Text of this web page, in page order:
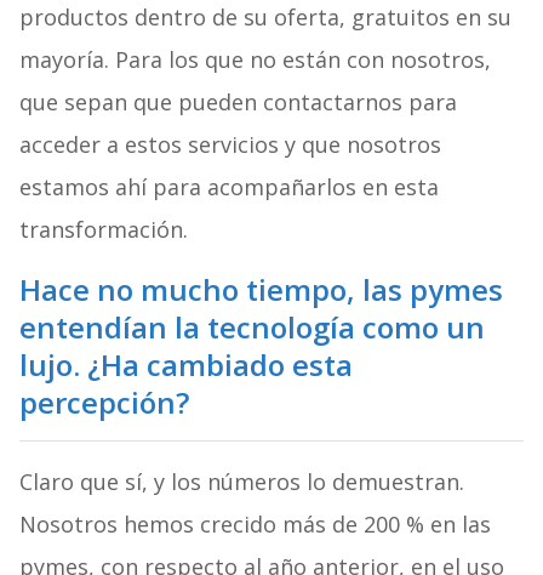
productos dentro de su oferta, gratuitos en su
mayoría. Para los que no están con nosotros,
que sepan que pueden contactarnos para
acceder a estos servicios y que nosotros
estamos ahí para acompañarlos en esta
transformación.
Hace no mucho tiempo, las pymes
entendían la tecnología como un
lujo. ¿Ha cambiado esta
percepción?
Claro que sí, y los números lo demuestran.
Nosotros hemos crecido más de 200 % en las
pymes, con respecto al año anterior, en el uso